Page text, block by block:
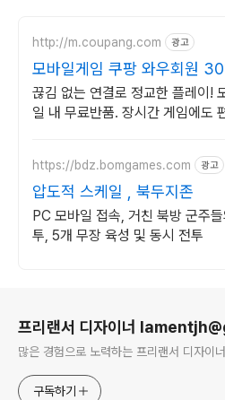
http://m.coupang.com 광고
모바일게임 쿠팡 와우회원
끊김 없는 연결로 정교한 플레이!
일 내 무료반품. 장시간 게임에도
https://bdz.bomgames.com 광고
압도적 스케일 , 북두지존
PC 모바일 접속, 거친 북방 군주
투, 5개 무장 육성 및 동시 전투
프리랜서 디자이너
많은 경험으로 노력하는 프리랜서 디자이
구독하기